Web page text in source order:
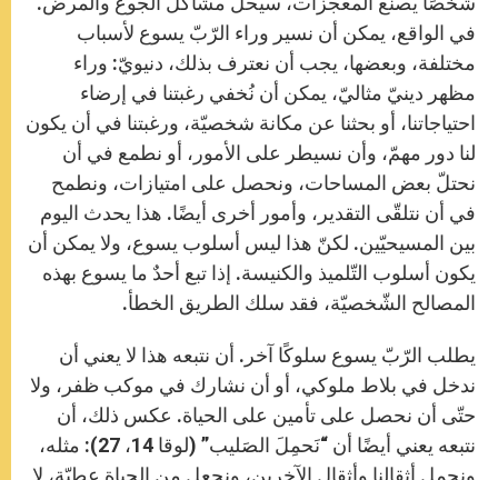
في الواقع، يمكن أن نسير وراء الرّبّ يسوع لأسباب
مختلفة، وبعضها، يجب أن نعترف بذلك، دنيويّ: وراء
مظهر دينيّ مثاليّ، يمكن أن نُخفي رغبتنا في إرضاء
احتياجاتنا، أو بحثنا عن مكانة شخصيّة، ورغبتنا في أن يكون
لنا دور مهمّ، وأن نسيطر على الأمور، أو نطمع في أن
نحتلّ بعض المساحات، ونحصل على امتيازات، ونطمح
في أن نتلقّى التقدير، وأمور أخرى أيضًا. هذا يحدث اليوم
بين المسيحيّين. لكنّ هذا ليس أسلوب يسوع، ولا يمكن أن
يكون أسلوب التّلميذ والكنيسة. إذا تبع أحدٌ ما يسوع بهذه
المصالح الشّخصيّة، فقد سلك الطريق الخطأ.
يطلب الرّبّ يسوع سلوكًا آخر. أن نتبعه هذا لا يعني أن
ندخل في بلاط ملوكي، أو أن نشارك في موكب ظفر، ولا
حتّى أن نحصل على تأمين على الحياة. عكس ذلك، أن
نتبعه يعني أيضًا أن “نَحمِلَ الصَليب” (لوقا 14، 27): مثله،
ونحمل أثقالنا وأثقال الآخرين، ونجعل من الحياة عطيّة، لا